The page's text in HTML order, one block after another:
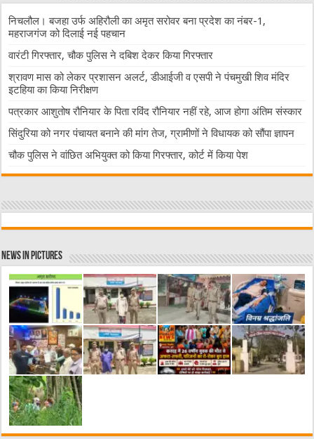
निचलौल। बजहा उर्फ अहिरौली का अमृत सरोवर बना प्रदेश का नंबर-1,
महराजगंज को दिलाई नई पहचान
वारंटी गिरफ्तार, चौक पुलिस ने दबिश देकर किया गिरफ्तार
श्रावण मास को लेकर प्रशासन अलर्ट, डीआईजी व एसपी ने पंचमुखी शिव मंदिर
इटहिया का किया निरीक्षण
पत्रकार आशुतोष रौनियार के पिता रविंद रौनियार नहीं रहे, आज होगा अंतिम संस्कार
सिंदुरिया को नगर पंचायत बनाने की मांग तेज, ग्रामीणों ने विधायक को सौंपा ज्ञापन
चौक पुलिस ने वांछित अभियुक्त को किया गिरफ्तार, कोर्ट में किया पेश
News in Pictures